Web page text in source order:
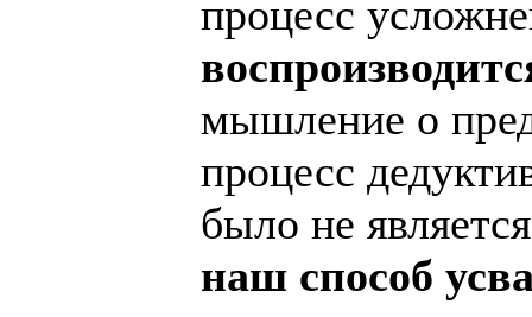
процесс
мышление о
процесс
было не
наш способ